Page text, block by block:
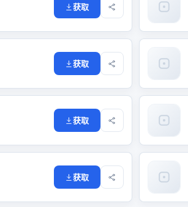
获取
获取
获取
获取